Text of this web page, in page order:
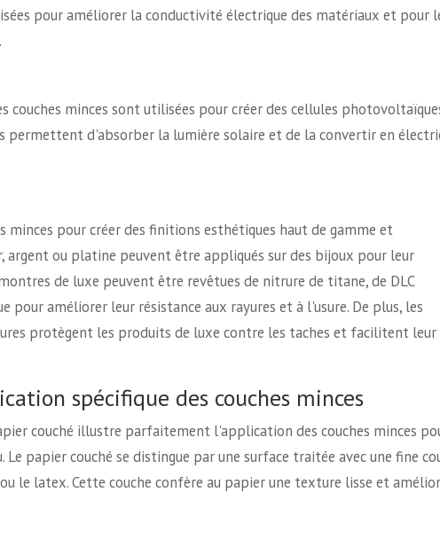
pour améliorer la conductivité électrique des matériaux et pour
couches minces sont utilisées pour créer des cellules
permettent d'absorber la lumière solaire et de la convertir en
minces pour créer des finitions esthétiques haut de gamme et
argent ou platine peuvent être appliqués sur des bijoux pour leur
de luxe peuvent être revêtues de nitrure de titane, de DLC
pour améliorer leur résistance aux rayures et à l'usure. De plus, les
protègent les produits de luxe contre les taches et facilitent leur
spécifique des couches minces
couché illustre parfaitement l'application des couches minces
papier couché se distingue par une surface traitée avec une fine
le latex. Cette couche confère au papier une texture lisse et